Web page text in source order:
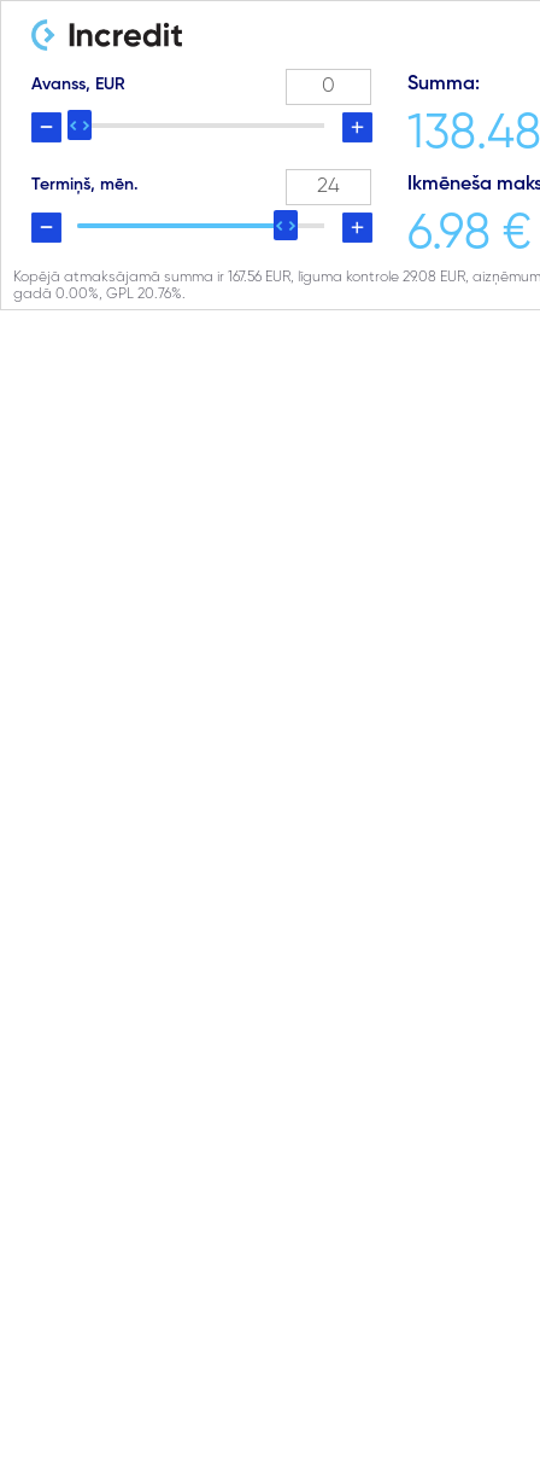
Avanss, EUR
Termiņš, mēn.
Summa:
Ikmēneša
6.98 €
Kopējā atmaksājamā summa ir 167.56 EUR, līguma kontrole 29.08 EUR,
gadā 0.00%, GPL 20.76%.